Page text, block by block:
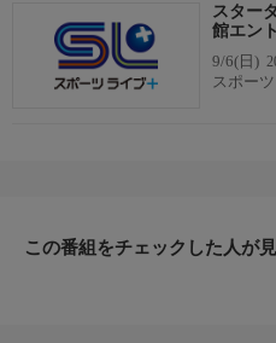
スター
館エン
9/6(日)
スポー
この番組をチェックした人が